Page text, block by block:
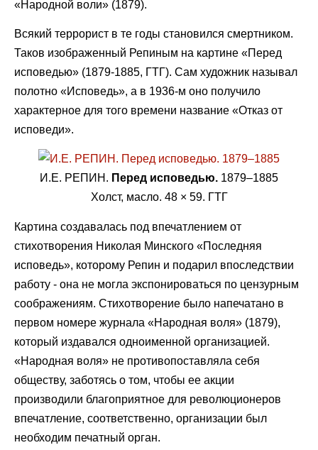
«Народной воли» (1879).
Всякий террорист в те годы становился смертником.
Таков изображенный Репиным на картине «Перед
исповедью» (1879-1885, ГТГ). Сам художник называл
полотно «Исповедь», а в 1936-м оно получило
характерное для того времени название «Отказ от
исповеди».
И.Е. РЕПИН. Перед исповедью. 1879–1885
Холст, масло. 48 × 59. ГТГ
Картина создавалась под впечатлением от
стихотворения Николая Минского «Последняя
исповедь», которому Репин и подарил впоследствии
работу - она не могла экспонироваться по цензурным
соображениям. Стихотворение было напечатано в
первом номере журнала «Народная воля» (1879),
который издавался одноименной организацией.
«Народная воля» не противопоставляла себя
обществу, заботясь о том, чтобы ее акции
производили благоприятное для революционеров
впечатление, соответственно, организации был
необходим печатный орган.